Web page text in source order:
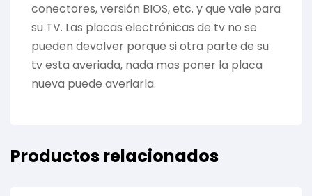
conectores, versión BIOS, etc. y que vale para
su TV. Las placas electrónicas de tv no se
pueden devolver porque si otra parte de su
tv esta averiada, nada mas poner la placa
nueva puede averiarla.
Productos relacionados